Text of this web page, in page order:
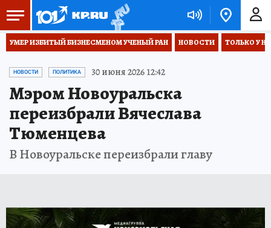
УМЕР ИЗБИТЫЙ БИЗНЕСМЕНОМ УЧЕНЫЙ РАН НОВОСТИ ТОЛЬКО У
НОВОСТИ ПОЛИТИКА 30 июня 2026 12:42
Мэром Новоуральска
переизбрали Вячеслава
Тюменцева
В Новоуральске переизбрали главу